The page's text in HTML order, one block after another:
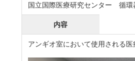
国立国際医療研究センター 循
内容
アンギオ室において使用される